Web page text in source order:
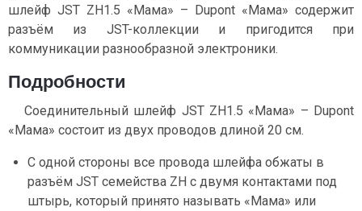
шлейф JST ZH1.5 «Мама» – Dupont «Мама» содержит
разъём из JST-коллекции и пригодится при
коммуникации разнообразной электроники.
Подробности
Соединительный шлейф JST ZH1.5 «Мама» – Dupont
«Мама» состоит из двух проводов длиной 20 см.
С одной стороны все провода шлейфа обжаты в
разъём JST семейства ZH c двумя контактами под
штырь, который принято называть «Мама» или